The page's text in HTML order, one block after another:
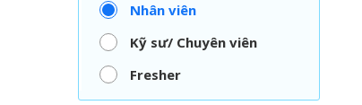
Nhân viên
Kỹ sư/ Chuyên viên
Fresher